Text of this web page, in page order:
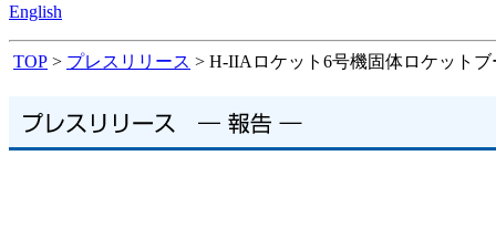
English
TOP > プレスリリース > H-IIAロケット6号機固体ロケット